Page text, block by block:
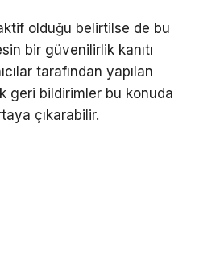
olduğu belirtilse de bu
bir güvenilirlik kanıtı
tarafından yapılan
geri bildirimler bu konuda
çıkarabilir.